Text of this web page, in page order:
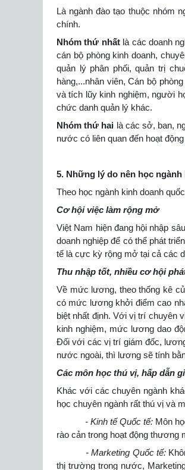
Là ngành đào tạo thuộc nhóm
chính.
Nhóm thứ nhấtlà các doanh
cán bộ phòng kinh doanh,
quản lý phân phối, quản trị
hàng,...nhân viên, Cán bộ
và tích lũy kinh nghiệm, người
chức danh quản lý khác.
Nhóm thứ hai là các sở, ban,
nước có liên quan đến hoạt
5. Những lý do nên học
Theo học ngành kinh doanh
Cơ hội việc làm rộng mở
Việt Nam hiện đang hội nhập
doanh nghiệp để có thể phát
tế là cực kỳ rộng mở tại cả các
Thu nhập tốt, nhiều cơ hội
Về mức lương, theo thống kê
có mức lương khởi điểm cao
biệt nhất định. Với vị trí chuyên
kinh nghiệm, mức lương dao
Đối với các vị trí giám đốc,
nước ngoài, thì lương sẽ tính
Các môn học thú vị, hấp dẫn
Khác với các chuyên ngành
học chuyên ngành rất thú vị và
- Kinh tế Quốc tế: Môn
rào cản trong hoạt động thương
- Marketing Quốc tế:
thị trường trong nước,